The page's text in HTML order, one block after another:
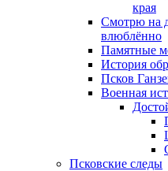
края
Смотрю на
влюблённо
Памятные
История
Псков
Военная
Псковские следы